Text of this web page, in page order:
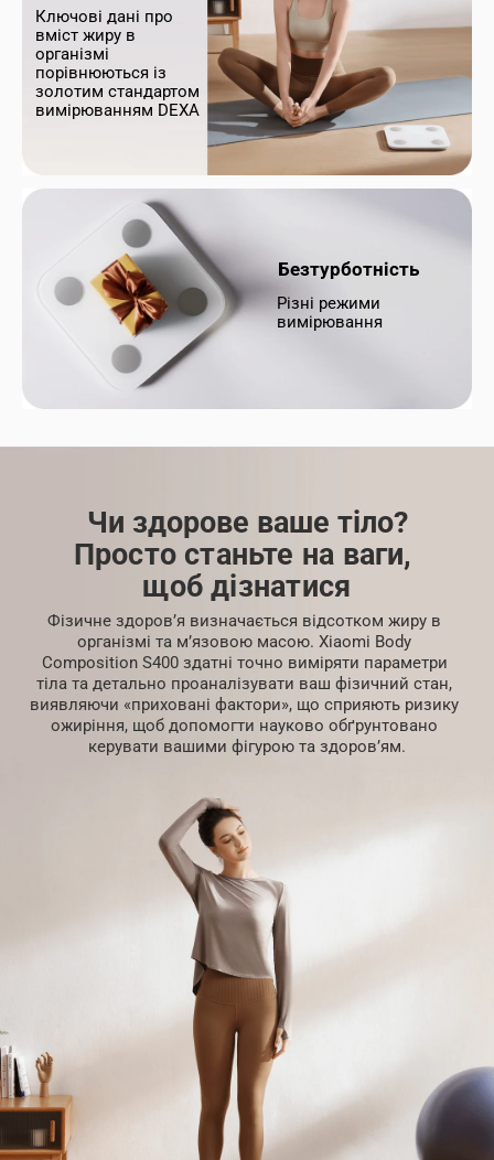
Ключові дані про
вміст жиру в
організмі
порівнюються із
золотим стандартом
вимірюванням DEXA
Безтурботність
Різні режими
вимірювання
Чи здорове ваше тіло?
Просто станьте на ваги,
щоб дізнатися
Фізичне здоров’я визначається відсотком жиру в
організмі та м’язовою масою. Xiaomi Body
Composition S400 здатні точно виміряти параметри
тіла та детально проаналізувати ваш фізичний стан,
виявляючи «приховані фактори», що сприяють ризику
ожиріння, щоб допомогти науково обґрунтовано
керувати вашими фігурою та здоров’ям.